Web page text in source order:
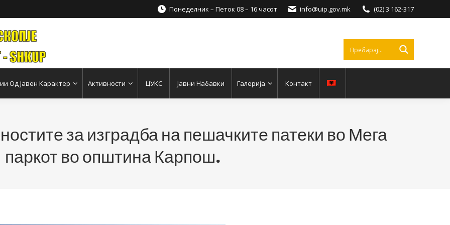
Понеделник – Петок 08 – 16 часот info@uip.gov.mk (02) 3 162-317
Од Јавен Карактер Активности ЦУКС Јавни Набавки Галерија Контакт
за изградба на пешачките патеки во Мега
паркот во општина Карпош.